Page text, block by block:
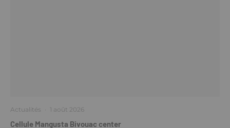
Actualités · 1 août 2026
Cellule Mangusta Bivouac center